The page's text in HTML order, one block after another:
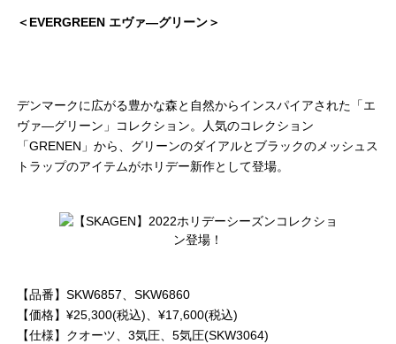
＜EVERGREEN エヴァ―グリーン＞
デンマークに広がる豊かな森と自然からインスパイアされた「エ
ヴァ―グリーン」コレクション。人気のコレクション
「GRENEN」から、グリーンのダイアルとブラックのメッシュス
トラップのアイテムがホリデー新作として登場。
【品番】SKW6857、SKW6860
【価格】¥25,300(税込)、¥17,600(税込)
【仕様】クオーツ、3気圧、5気圧(SKW3064)